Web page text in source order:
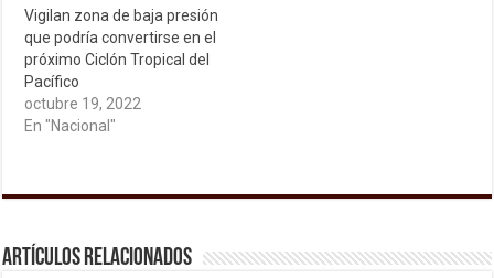
Vigilan zona de baja presión
que podría convertirse en el
próximo Ciclón Tropical del
Pacífico
octubre 19, 2022
En "Nacional"
Artículos relacionados